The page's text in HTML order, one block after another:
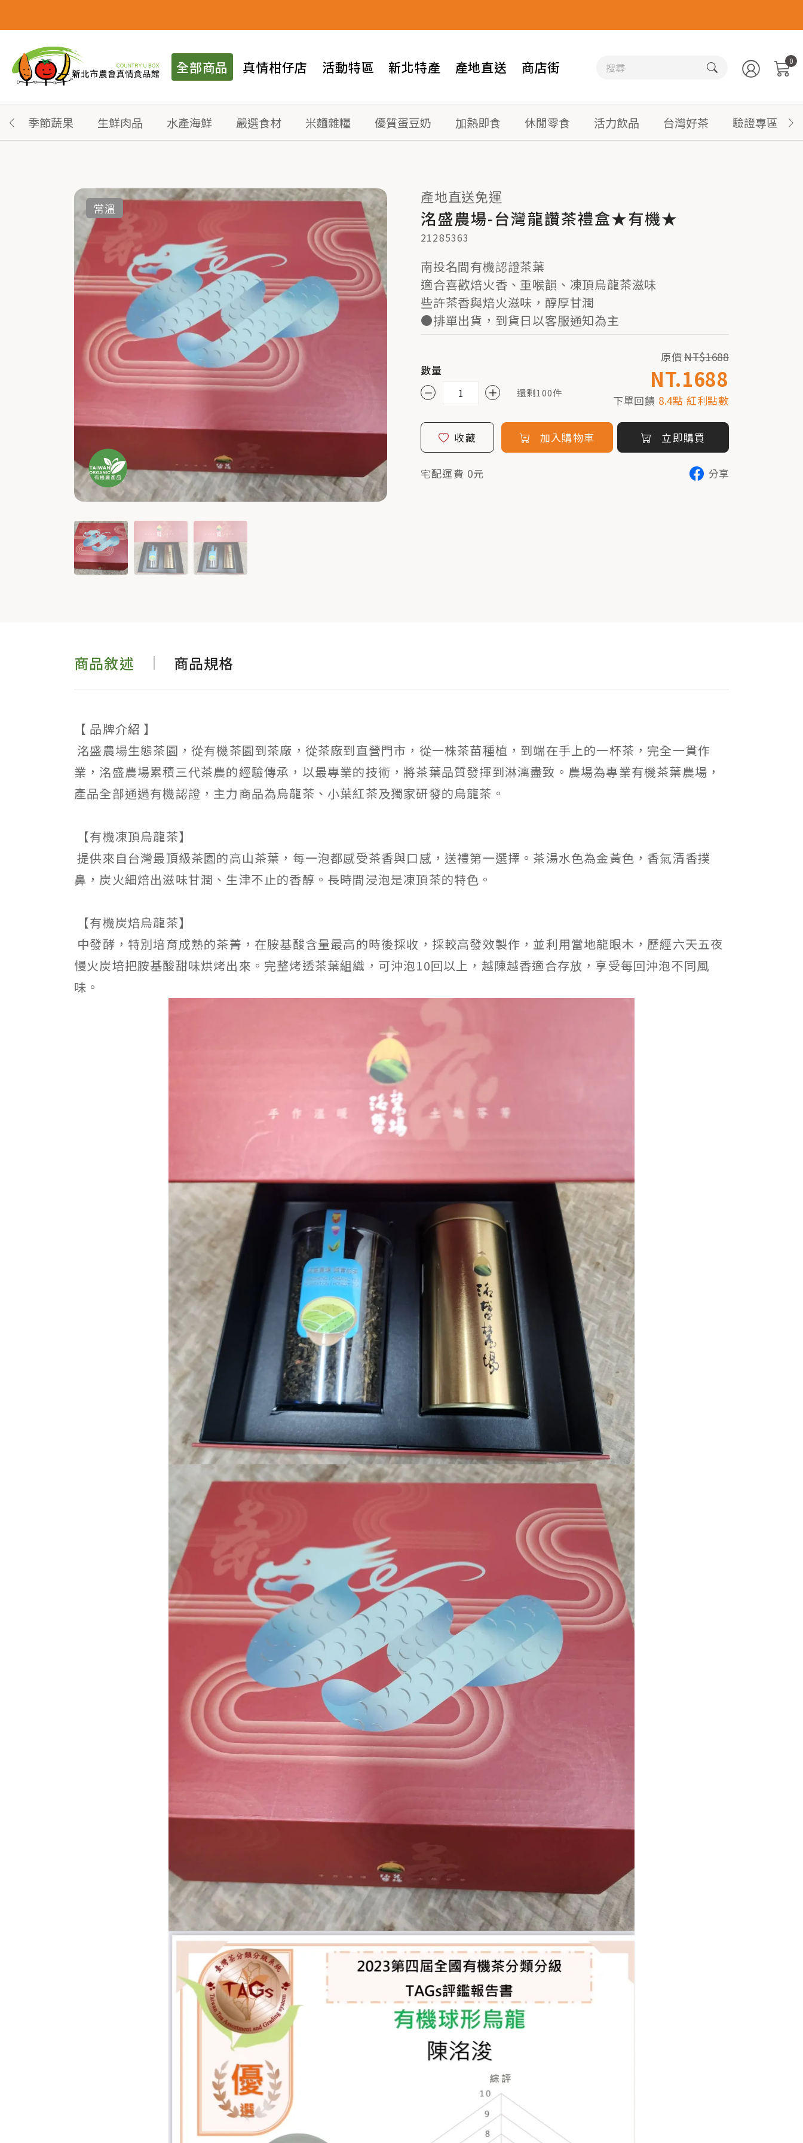
全部商品 真情柑仔店 活動特區 新北特產 產地直送 商店街 0
季節蔬果 生鮮肉品 水產海鮮 嚴選食材 米麵雜糧 優質蛋豆奶 加熱即食 休閒零食 活力飲品 台灣好茶 驗證專區
常溫
產地直送免運
洺盛農場-台灣龍讚茶禮盒★有機★
21285363
南投名間有機認證茶葉
適合喜歡焙火香、重喉韻、凍頂烏龍茶滋味
些許茶香與焙火滋味，醇厚甘潤
●排單出貨，到貨日以客服通知為主
數量
還剩100件
原價NT$1688
NT.1688
下單回饋 8.4點 紅利點數
收藏 加入購物車 立即購買
宅配運費 0元 分享
商品敘述 商品規格
【 品牌介紹 】
洺盛農場生態茶園，從有機茶園到茶廠，從茶廠到直營門市，從一株茶苗種植，到端在手上的一杯茶，完全一貫作
業，洺盛農場累積三代茶農的經驗傳承，以最專業的技術，將茶葉品質發揮到淋漓盡致。農場為專業有機茶葉農場，
產品全部通過有機認證，主力商品為烏龍茶、小葉紅茶及獨家研發的烏龍茶。
【有機凍頂烏龍茶】
提供來自台灣最頂級茶園的高山茶葉，每一泡都感受茶香與口感，送禮第一選擇。茶湯水色為金黃色，香氣清香撲
鼻，炭火細焙出滋味甘潤、生津不止的香醇。長時間浸泡是凍頂茶的特色。
【有機炭焙烏龍茶】
中發酵，特別培育成熟的茶菁，在胺基酸含量最高的時後採收，採較高發效製作，並利用當地龍眼木，歷經六天五夜
慢火炭培把胺基酸甜味烘烤出來。完整烤透茶葉組織，可沖泡10回以上，越陳越香適合存放，享受每回沖泡不同風
味。